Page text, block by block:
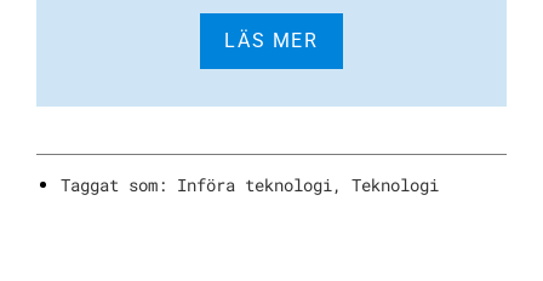
LÄS MER
Taggat som: Införa teknologi, Teknologi